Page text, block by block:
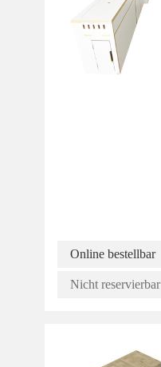
Online bestellbar
Nicht reservierbar